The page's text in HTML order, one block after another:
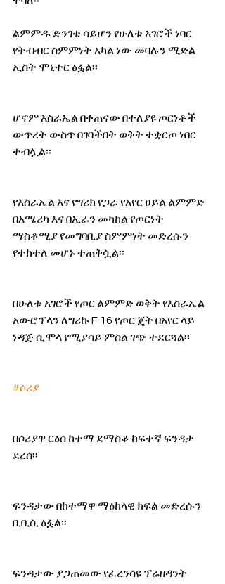
ልምምዱ ድንገቴ ሳይሆን የሁለቱ አገሮች ነባር
የትብብር ስምምነት አካል ነው መባሉን ሚድል
ኢስት ሞኒተር ፅፏል፡፡
ሆኖም እስራኤል በቀጠናው በተለያዩ ጦርነቶች
ውጥረት ውስጥ በገባችበት ወቅት ተቋርጦ ነበር
ተብሏል፡፡
የእስራኤል እና የግሪክ የጋራ የአየር ሀይል ልምምድ
በአሜሪካ እና በኢራን መካከል የጦርነት
ማስቆሚያ የመግባቢያ ስምምነት መድረሱን
የተከተለ መሆኑ ተጠቅሷል፡፡
በሁለቱ አገሮች የጦር ልምምድ ወቅት የእስራኤል
አውሮፕላን ለግሪኩ F 16 የጦር ጄት በአየር ላይ
ነዳጅ ሲሞላ የሚያሳይ ምስል ገጭ ተደርጓል፡፡
#ሶሪያ
በሶሪያዋ ርዕሰ ከተማ ደማስቆ ከፍተኛ ፍንዳታ
ደረሰ፡፡
ፍንዳታው በከተማዋ ማዕከላዊ ክፍል መድረሱን
ቢቢሲ ፅፏል፡፡
ፍንዳታው ያጋጠመው የፈረንሳዩ ፕሬዘዳንት